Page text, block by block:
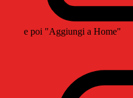
e poi "Aggiungi a Home"